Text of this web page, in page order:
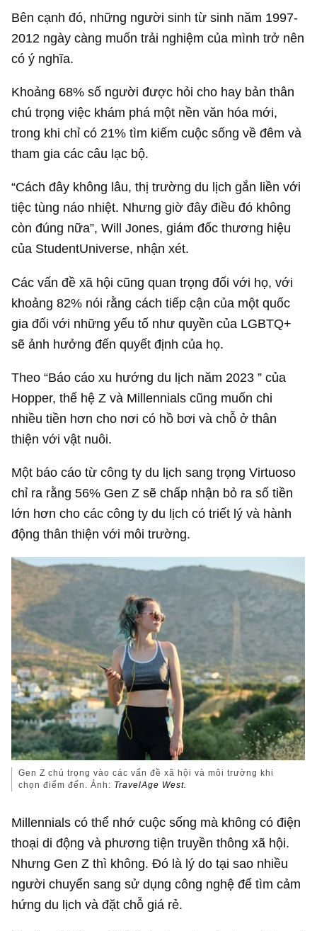
Bên cạnh đó, những người sinh từ sinh năm 1997-
2012 ngày càng muốn trải nghiệm của mình trở nên
có ý nghĩa.
Khoảng 68% số người được hỏi cho hay bản thân
chú trọng việc khám phá một nền văn hóa mới,
trong khi chỉ có 21% tìm kiếm cuộc sống về đêm và
tham gia các câu lạc bộ.
“Cách đây không lâu, thị trường du lịch gắn liền với
tiệc tùng náo nhiệt. Nhưng giờ đây điều đó không
còn đúng nữa”, Will Jones, giám đốc thương hiệu
của StudentUniverse, nhận xét.
Các vấn đề xã hội cũng quan trọng đối với họ, với
khoảng 82% nói rằng cách tiếp cận của một quốc
gia đối với những yếu tố như quyền của LGBTQ+
sẽ ảnh hưởng đến quyết định của họ.
Theo “Báo cáo xu hướng du lịch năm 2023 ” của
Hopper, thế hệ Z và Millennials cũng muốn chi
nhiều tiền hơn cho nơi có hồ bơi và chỗ ở thân
thiện với vật nuôi.
Một báo cáo từ công ty du lịch sang trọng Virtuoso
chỉ ra rằng 56% Gen Z sẽ chấp nhận bỏ ra số tiền
lớn hơn cho các công ty du lịch có triết lý và hành
động thân thiện với môi trường.
Gen Z chú trọng vào các vấn đề xã hội và môi trường khi
chọn điểm đến. Ảnh: TravelAge West.
Millennials có thể nhớ cuộc sống mà không có điện
thoại di động và phương tiện truyền thông xã hội.
Nhưng Gen Z thì không. Đó là lý do tại sao nhiều
người chuyển sang sử dụng công nghệ để tìm cảm
hứng du lịch và đặt chỗ giá rẻ.